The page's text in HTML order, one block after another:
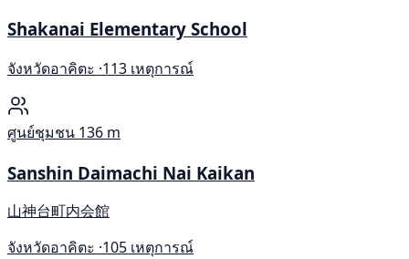
Shakanai Elementary School
จังหวัดอาคิตะ ·113 เหตุการณ์
ศูนย์ชุมชน 136 m
Sanshin Daimachi Nai Kaikan
山神台町内会館
จังหวัดอาคิตะ ·105 เหตุการณ์